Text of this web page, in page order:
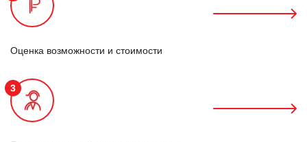
Оценка возможности и стоимости
3